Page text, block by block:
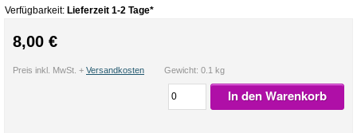
Verfügbarkeit: Lieferzeit 1-2 Tage*
8,00 €
Preis inkl. MwSt. + Versandkosten Gewicht: 0.1 kg
In den Warenkorb